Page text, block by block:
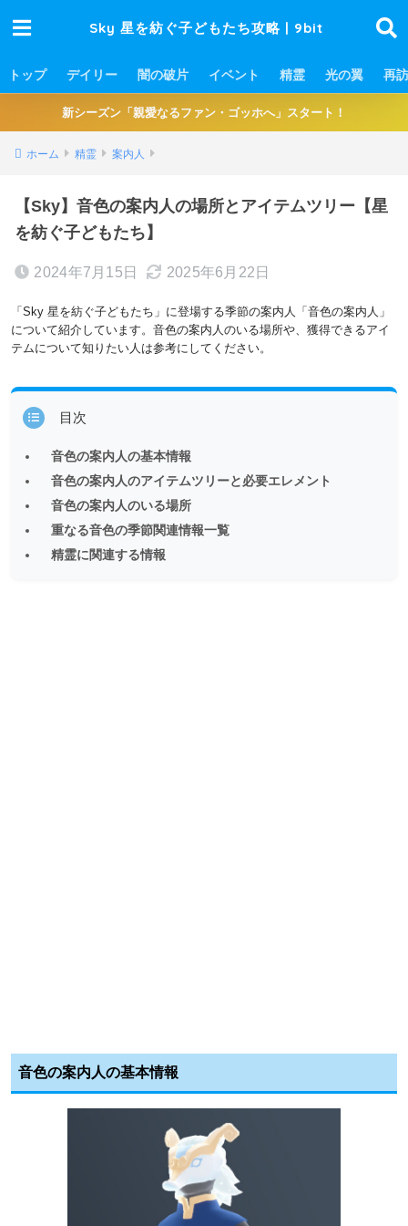
Sky 星を紡ぐ子どもたち攻略 | 9bit
トップ デイリー 闇の破片 イベント 精霊 光の翼 再訪
新シーズン「親愛なるファン・ゴッホへ」スタート！
ホーム 精霊 案内人
【Sky】音色の案内人の場所とアイテムツリー【星
を紡ぐ子どもたち】
2024年7月15日 2025年6月22日
「Sky 星を紡ぐ子どもたち」に登場する季節の案内人「音色の案内人」
について紹介しています。音色の案内人のいる場所や、獲得できるアイ
テムについて知りたい人は参考にしてください。
目次
音色の案内人の基本情報
音色の案内人のアイテムツリーと必要エレメント
音色の案内人のいる場所
重なる音色の季節関連情報一覧
精霊に関連する情報
音色の案内人の基本情報